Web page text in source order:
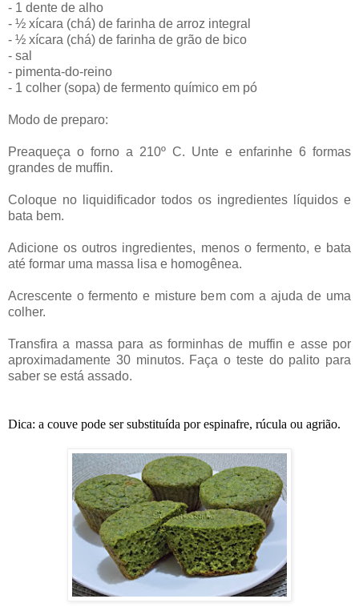
- 1 dente de alho
- ½ xícara (chá) de farinha de arroz integral
- ½ xícara (chá) de farinha de grão de bico
- sal
- pimenta-do-reino
- 1 colher (sopa) de fermento químico em pó
Modo de preparo:
Preaqueça o forno a 210º C. Unte e enfarinhe 6 formas
grandes de muffin.
Coloque no liquidificador todos os ingredientes líquidos e
bata bem.
Adicione os outros ingredientes, menos o fermento, e bata
até formar uma massa lisa e homogênea.
Acrescente o fermento e misture bem com a ajuda de uma
colher.
Transfira a massa para as forminhas de muffin e asse por
aproximadamente 30 minutos. Faça o teste do palito para
saber se está assado.
Dica: a couve pode ser substituída por espinafre, rúcula ou agrião.